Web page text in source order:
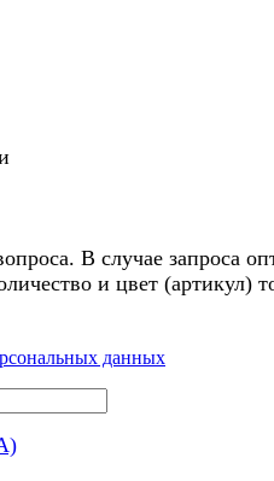
В случае запроса
и цвет (артикул)
данных